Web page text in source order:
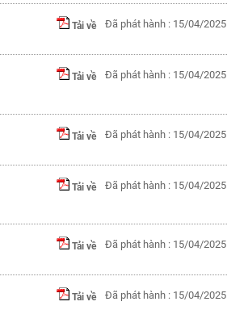
Tải về Đã phát hành : 15/04/2025
Tải về Đã phát hành : 15/04/2025
Tải về Đã phát hành : 15/04/2025
Tải về Đã phát hành : 15/04/2025
Tải về Đã phát hành : 15/04/2025
Tải về Đã phát hành : 15/04/2025